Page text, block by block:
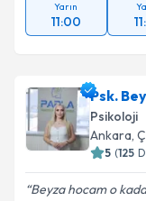
Yarın
11:00
Psk.
Psikoloji
Ankara,
5 (125
Beyza hocam o